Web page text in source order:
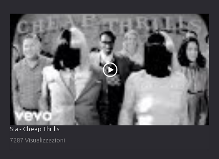
Sia - Cheap Thrills
7287 Visualizzazioni